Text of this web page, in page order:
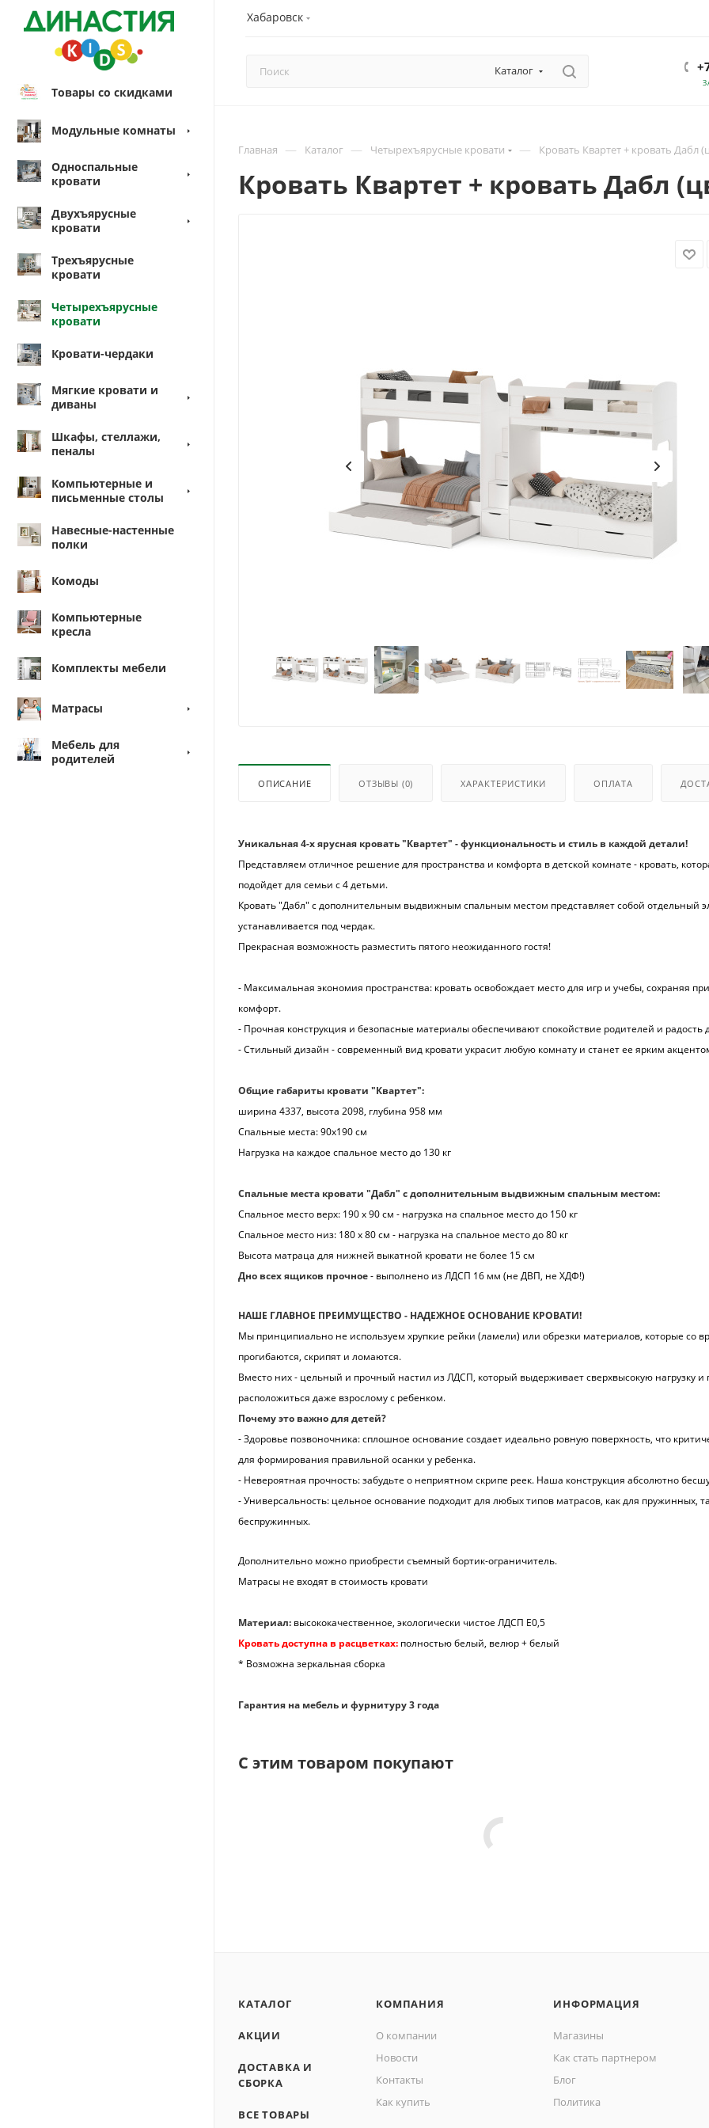
Хабаровск
Каталог
Товары со скидками
Модульные комнаты
Односпальные
кровати
Двухъярусные
кровати
Трехъярусные
кровати
Четырехъярусные
кровати
Кровати-чердаки
Мягкие кровати и
диваны
Шкафы, стеллажи,
пеналы
Компьютерные и
письменные столы
Навесные-настенные
полки
Комоды
Компьютерные
кресла
Комплекты мебели
Матрасы
Мебель для
родителей
Главная — Каталог — Четырехъярусные кровати — Кровать Квартет + кровать Дабл
Кровать Квартет + кровать Дабл
ОПИСАНИЕ ОТЗЫВЫ (0) ХАРАКТЕРИСТИКИ ОПЛАТА
Уникальная 4-х ярусная кровать "Квартет" - функциональность и стиль в каждой детали!
Представляем отличное решение для пространства и комфорта в детской комнате - кровать,
подойдет для семьи с 4 детьми.
Кровать "Дабл" с дополнительным выдвижным спальным местом представляет собой отдельный
устанавливается под чердак.
Прекрасная возможность разместить пятого неожиданного гостя!
- Максимальная экономия пространства: кровать освобождает место для игр и учебы, сохраняя
комфорт.
- Прочная конструкция и безопасные материалы обеспечивают спокойствие родителей и радость
- Стильный дизайн - современный вид кровати украсит любую комнату и станет ее ярким
Общие габариты кровати "Квартет":
ширина 4337, высота 2098, глубина 958 мм
Спальные места: 90х190 см
Нагрузка на каждое спальное место до 130 кг
Спальные места кровати "Дабл" с дополнительным выдвижным спальным местом:
Спальное место верх: 190 х 90 см - нагрузка на спальное место до 150 кг
Спальное место низ: 180 х 80 см - нагрузка на спальное место до 80 кг
Высота матраца для нижней выкатной кровати не более 15 см
Дно всех ящиков прочное- выполнено из ЛДСП 16 мм (не ДВП, не ХДФ!)
НАШЕ ГЛАВНОЕ ПРЕИМУЩЕСТВО - НАДЕЖНОЕ ОСНОВАНИЕ КРОВАТИ!
Мы принципиально не используем хрупкие рейки (ламели) или обрезки материалов, которые со
прогибаются, скрипят и ломаются.
Вместо них - цельный и прочный настил из ЛДСП, который выдерживает сверхвысокую нагрузку и
расположиться даже взрослому с ребенком.
Почему это важно для детей?
- Здоровье позвоночника: сплошное основание создает идеально ровную поверхность, что
для формирования правильной осанки у ребенка.
- Невероятная прочность: забудьте о неприятном скрипе реек. Наша конструкция абсолютно
- Универсальность: цельное основание подходит для любых типов матрасов, как для пружинных,
беспружинных.
Дополнительно можно приобрести съемный бортик-ограничитель.
Матрасы не входят в стоимость кровати
Материал: высококачественное, экологически чистое ЛДСП Е0,5
Кровать доступна в расцветках: полностью белый, велюр + белый
* Возможна зеркальная сборка
Гарантия на мебель и фурнитуру 3 года
С этим товаром покупают
КАТАЛОГ
АКЦИИ
ДОСТАВКА И
СБОРКА
ВСЕ ТОВАРЫ
КОМПАНИЯ
О компании
Новости
Контакты
Как купить
ИНФОРМАЦИЯ
Магазины
Как стать партнером
Блог
Политика